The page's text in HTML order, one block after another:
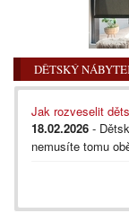
DĚTSKÝ
Jak rozveselit
18.02.2026 -
nemusíte tomu